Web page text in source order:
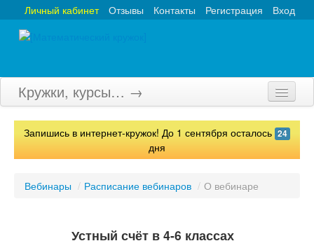
Вход
Регистрация
Контакты
Отзывы
Личный кабинет
Кружки, курсы… →
Главная
Запишись в интернет-кружок! До 1 сентября осталось 24
дня
Вебинары / Расписание вебинаров / О вебинаре
Устный счёт в 4-6 классах